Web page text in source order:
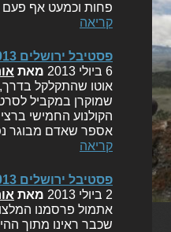
פחות וכמעט אף פעם
קריאה
פסטיבל ירושלים 2013: דיווח #2 (אורון)
6 ביולי 2013
מאת
אוטו שהתקלקל בדרך,
הקולנוע החמישי
אספר שאדם מבוגר
קריאה
פסטיבל ירושלים 2013: הסרטים המסקרנים שכדאי לראות ומדריך למהמרים
2 ביולי 2013
מאת
אתמול פרסמנו
שכבר ראינו מתוך